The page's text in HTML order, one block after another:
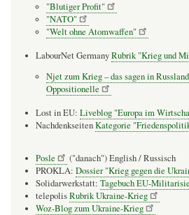
"Blutiger Profit"
"NATO"
"Welt ohne Atomwaffen"
LabourNet GermanyRubrik "Krieg und
Njet zum Krieg – das sagen in
Oppositionelle
Lost in EU: Liveblog "Europa im
NachdenkseitenKategorie
Posle
("danach") English / Russisch
PROKLA: Dossier "Krieg gegen die
Solidarwerkstatt: Tagebuch EU-
telepolisRubrik Ukraine-Krieg
Woz-Blog zum Ukraine-Krieg